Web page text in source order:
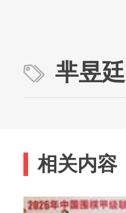
芈昱廷
相关内容